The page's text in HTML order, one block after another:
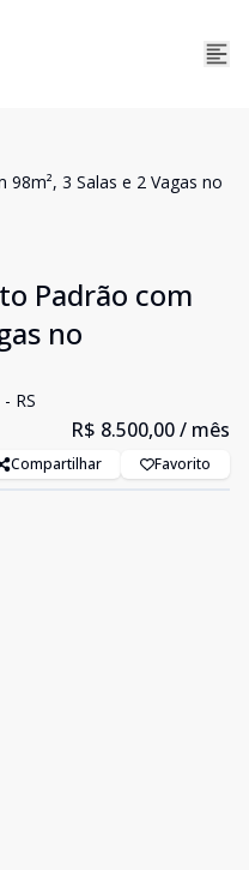
3 Salas e 2 Vagas no
Padrão com
no
RS
R$ 8.500,00/ mês
Compartilhar Favorito